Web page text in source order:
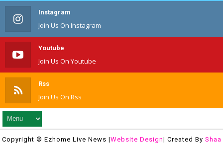
Instagram
Join Us On Instagram
Youtube
Join Us On Youtube
Rss
Join Us On Rss
Copyright © Ezhome Live News |Website Design| Created By Shaa